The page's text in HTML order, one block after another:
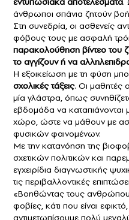
άνθρωποι σπάνια ζητούν
Στη συνεδρία, οι ασθενείς
φόβους τους με ασφαλή
παρακολούθηση βίντεο του
το αγγίζουν ή να αλληλεπιδ
Η εξοικείωση με τη φύση
σχολικές τάξεις. Οι μαθητές
μία γλάστρα, όπως
εβδομάδα να καταπιάνονται
χώρο, ώστε να μάθουν με
φυσικών φαινομένων.
Με την κατανόηση της
σχετικών πολιτικών και
εγχειρίδια διαγνωστικής
τις περιβαλλοντικές
«Βοηθώντας τους
φοβίες, κάτι που είναι
αντιμετωπίσουμε πολύ